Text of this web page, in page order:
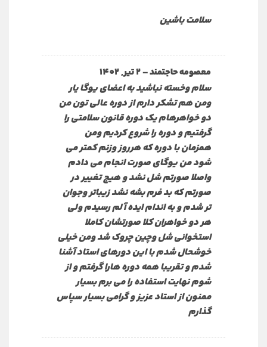
سلامت باشین
معصومه حاجتمند–2 تیر, 1402
سلام وخسته نباشید به اعضای یوگا یار
ومن هم تشکر دارم از دوره عالی تون من
دو خواهرهام یک دوره قانون سلامتی را
گرفتیم و دوره را شروع کردیم ومن
همزمان با دوره که هرروز وزنم کمتر می
شود من یوگای صورت انجام می دادم
واصلا صورتم شل نشد و هیچ تغییر در
صورتم که بد فرم بشه نشد زیباتر وجوان
تر شدم و به اندام ایده آلم رسیدم ولی
هر دو خواهران کلا صورتشان کاملا
استخوانی شل وچین چروک شد ومن خیلی
خوشحال شدم با این دورهای استاد آشنا
شدم و تقریبا همه دوره هارا گرفتم و از
شوم نهایت استفاده را می برم بسیار
ممنون از استاد عزیز و گرامی بسیار سپاس
گذارم